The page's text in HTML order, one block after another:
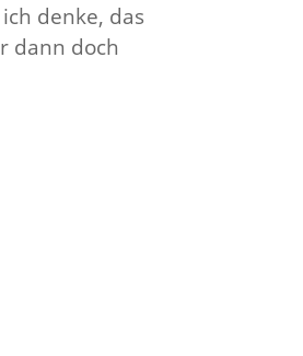
denke, das
dann doch